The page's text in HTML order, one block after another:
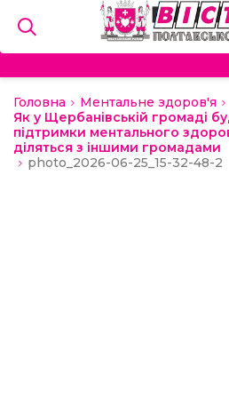
Головна
Ментальне здоров'я
Як у Щербанівській громаді
підтримки ментального
діляться з іншими громадами
photo_2026-06-25_15-32-48-2